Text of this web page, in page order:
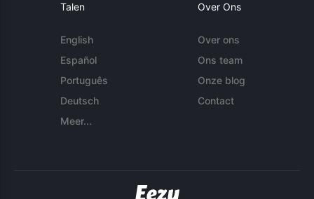
Talen
English
Español
Português
Deutsch
Meer...
Over Ons
Over ons
Ons team
Onze blog
Contact